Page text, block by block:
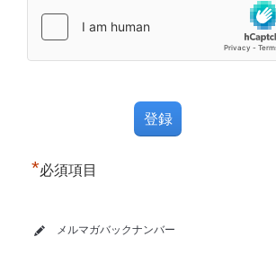
*必須項目
メルマガバックナンバー